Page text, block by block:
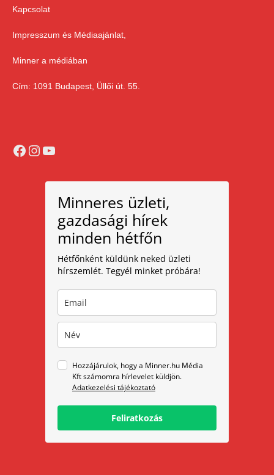
Kapcsolat
Impresszum és Médiaajánlat,
Minner a médiában
Cím: 1091 Budapest, Üllői út. 55.
Facebook
Instagram
YouTube
Minneres üzleti,
gazdasági hírek
minden hétfőn
Hétfőnként küldünk neked üzleti
hírszemlét. Tegyél minket próbára!
Hozzájárulok, hogy a Minner.hu Média
Kft számomra hírlevelet küldjön.
Adatkezelési tájékoztató
Feliratkozás